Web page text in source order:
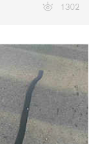
1302